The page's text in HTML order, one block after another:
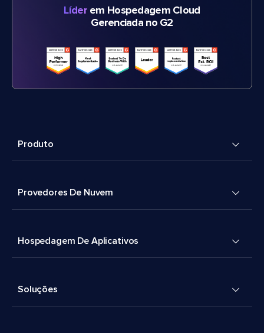
Líderem Hospedagem Cloud
Gerenciada no G2
Produto
Provedores De Nuvem
Hospedagem De Aplicativos
Soluções